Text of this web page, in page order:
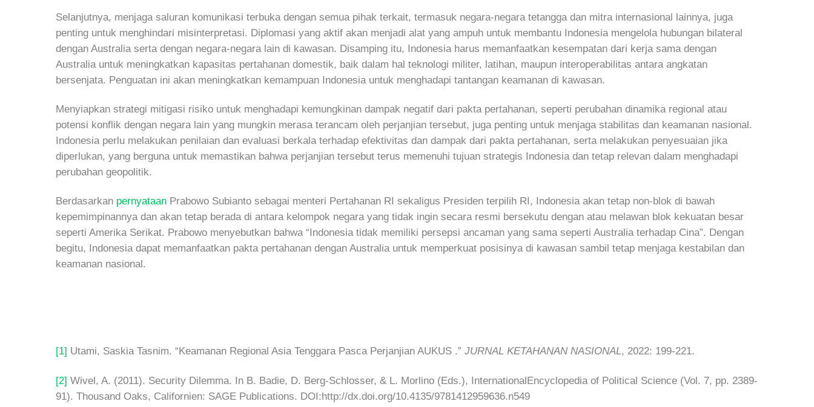
Selanjutnya, menjaga saluran komunikasi terbuka dengan semua pihak terkait, termasuk negara-negara tetangga dan mitra internasional lainnya, juga
penting untuk menghindari misinterpretasi. Diplomasi yang aktif akan menjadi alat yang ampuh untuk membantu Indonesia mengelola hubungan bilateral
dengan Australia serta dengan negara-negara lain di kawasan. Disamping itu, Indonesia harus memanfaatkan kesempatan dari kerja sama dengan
Australia untuk meningkatkan kapasitas pertahanan domestik, baik dalam hal teknologi militer, latihan, maupun interoperabilitas antara angkatan
bersenjata. Penguatan ini akan meningkatkan kemampuan Indonesia untuk menghadapi tantangan keamanan di kawasan.
Menyiapkan strategi mitigasi risiko untuk menghadapi kemungkinan dampak negatif dari pakta pertahanan, seperti perubahan dinamika regional atau
potensi konflik dengan negara lain yang mungkin merasa terancam oleh perjanjian tersebut, juga penting untuk menjaga stabilitas dan keamanan nasional.
Indonesia perlu melakukan penilaian dan evaluasi berkala terhadap efektivitas dan dampak dari pakta pertahanan, serta melakukan penyesuaian jika
diperlukan, yang berguna untuk memastikan bahwa perjanjian tersebut terus memenuhi tujuan strategis Indonesia dan tetap relevan dalam menghadapi
perubahan geopolitik.
Berdasarkan pernyataan Prabowo Subianto sebagai menteri Pertahanan RI sekaligus Presiden terpilih RI, Indonesia akan tetap non-blok di bawah
kepemimpinannya dan akan tetap berada di antara kelompok negara yang tidak ingin secara resmi bersekutu dengan atau melawan blok kekuatan besar
seperti Amerika Serikat. Prabowo menyebutkan bahwa “Indonesia tidak memiliki persepsi ancaman yang sama seperti Australia terhadap Cina”. Dengan
begitu, Indonesia dapat memanfaatkan pakta pertahanan dengan Australia untuk memperkuat posisinya di kawasan sambil tetap menjaga kestabilan dan
keamanan nasional.
[1] Utami, Saskia Tasnim. “Keamanan Regional Asia Tenggara Pasca Perjanjian AUKUS .” JURNAL KETAHANAN NASIONAL, 2022: 199-221.
[2] Wivel, A. (2011). Security Dilemma. In B. Badie, D. Berg-Schlosser, & L. Morlino (Eds.), InternationalEncyclopedia of Political Science (Vol. 7, pp. 2389-
91). Thousand Oaks, Californien: SAGE Publications. DOI:http://dx.doi.org/10.4135/9781412959636.n549